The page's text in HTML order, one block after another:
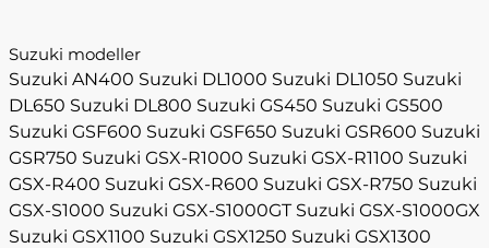
Suzuki modeller
Suzuki AN400 Suzuki DL1000 Suzuki DL1050 Suzuki
DL650 Suzuki DL800 Suzuki GS450 Suzuki GS500
Suzuki GSF600 Suzuki GSF650 Suzuki GSR600 Suzuki
GSR750 Suzuki GSX-R1000 Suzuki GSX-R1100 Suzuki
GSX-R400 Suzuki GSX-R600 Suzuki GSX-R750 Suzuki
GSX-S1000 Suzuki GSX-S1000GT Suzuki GSX-S1000GX
Suzuki GSX1100 Suzuki GSX1250 Suzuki GSX1300